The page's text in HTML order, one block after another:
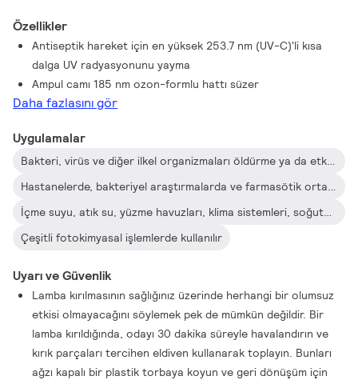
Özellikler
Antiseptik hareket için en yüksek 253.7 nm (UV-C)'li kısa
dalga UV radyasyonunu yayma
Ampul camı 185 nm ozon-formlu hattı süzer
Daha fazlasını gör
Uygulamalar
Bakteri, virüs ve diğer ilkel organizmaları öldürme ya da etkisiz hale getirme
Hastanelerde, bakteriyel araştırmalarda ve farmasötik ortamlarda ve mandıra, bira fabrikaları ve fırınlar gibi yiyecek endüstrilerinde hava, su ve yüzey dezenfektesi
İçme suyu, atık su, yüzme havuzları, klima sistemleri, soğutma odaları, ambalaj maddeleri vb.nin dezenfektesi
Çeşitli fotokimyasal işlemlerde kullanılır
Uyarı ve Güvenlik
Lamba kırılmasının sağlığınız üzerinde herhangi bir olumsuz
etkisi olmayacağını söylemek pek de mümkün değildir. Bir
lamba kırıldığında, odayı 30 dakika süreyle havalandırın ve
kırık parçaları tercihen eldiven kullanarak toplayın. Bunları
ağzı kapalı bir plastik torbaya koyun ve geri dönüşüm için